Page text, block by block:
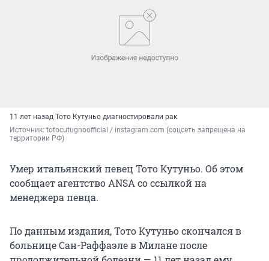
11 лет назад Тото Кутуньо диагностировали рак
Источник: totocutugnoofficial / instagram.com (соцсеть запрещена на
территории РФ)
Умер итальянский певец Тото Кутуньо. Об этом
сообщает агентство ANSA со ссылкой на
менеджера певца.
По данным издания, Тото Кутуньо скончался в
больнице Сан-Раффаэле в Милане после